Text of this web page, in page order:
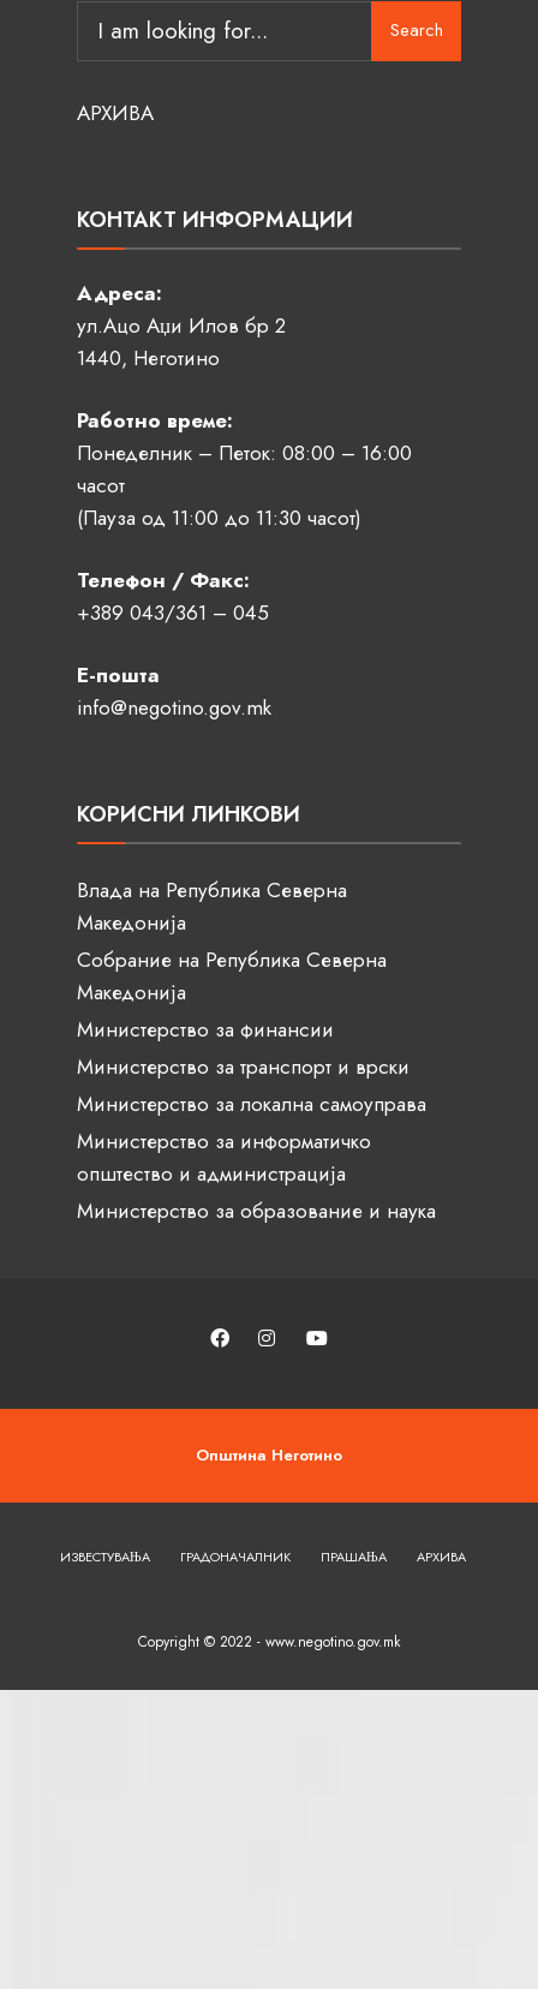
Search
АРХИВА
КОНТАКТ ИНФОРМАЦИИ
Адреса:
ул.Ацо Аџи Илов бр 2
1440, Неготино
Работно време:
Понеделник – Петок: 08:00 – 16:00
часот
(Пауза од 11:00 до 11:30 часот)
Телефон / Факс:
+389 043/361 – 045
Е-пошта
info@negotino.gov.mk
КОРИСНИ ЛИНКОВИ
Влада на Република Северна
Македонија
Собрание на Република Северна
Македонија
Министерство за финансии
Министерство за транспорт и врски
Министерство за локална самоуправа
Министерство за информатичко
општество и администрација
Министерство за образование и наука
Општина Неготино
ИЗВЕСТУВАЊА ГРАДОНАЧАЛНИК ПРАШАЊА АРХИВА
Copyright © 2022 - www.negotino.gov.mk